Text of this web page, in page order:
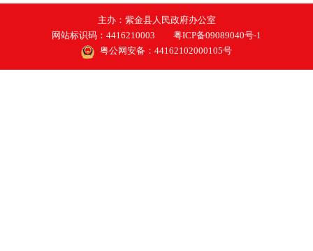
主办：紫金县人民政府办公室
网站标识码：4416210003
粤ICP备09089040号-1
粤公网安备：44162102000105号